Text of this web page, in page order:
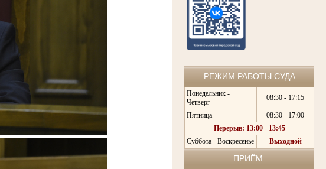
РЕЖИМ РАБОТЫ СУДА
Понедельник -
Четверг
08:30 - 17:15
Пятница
08:30 - 17:00
Перерыв: 13:00 - 13:45
Суббота - Воскресенье
Выходной
ПРИЁМ